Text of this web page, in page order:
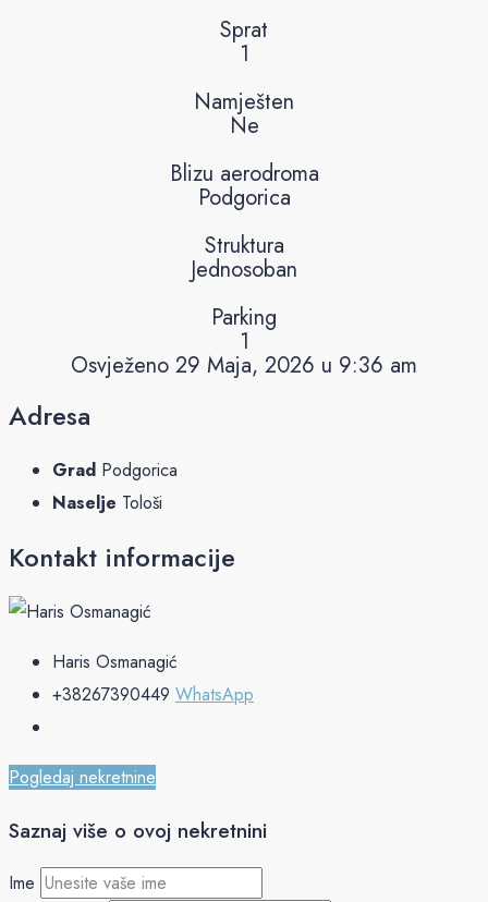
Sprat
1
Namješten
Ne
Blizu aerodroma
Podgorica
Struktura
Jednosoban
Parking
1
Osvježeno 29 Maja, 2026 u 9:36 am
Adresa
Grad Podgorica
Naselje Tološi
Kontakt informacije
Haris Osmanagić
+38267390449 WhatsApp
Pogledaj nekretnine
Saznaj više o ovoj nekretnini
Ime